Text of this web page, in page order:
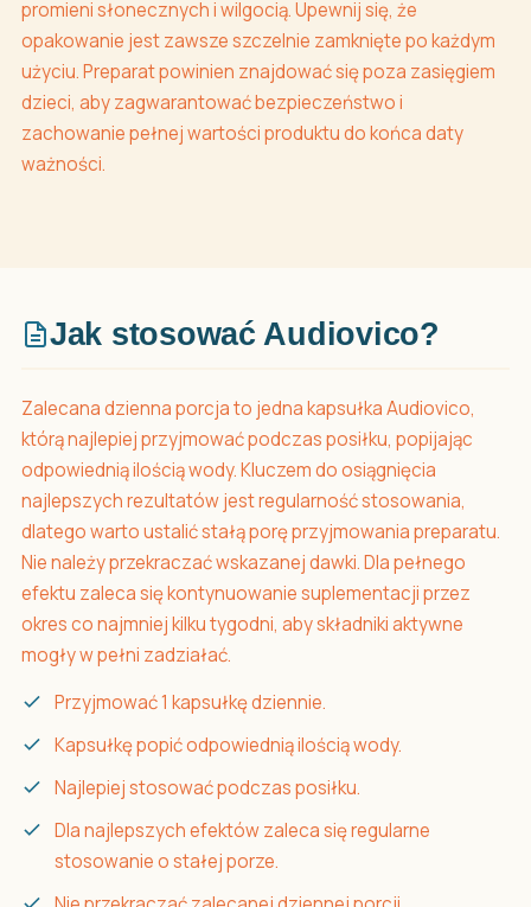
promieni słonecznych i wilgocią. Upewnij się, że
opakowanie jest zawsze szczelnie zamknięte po każdym
użyciu. Preparat powinien znajdować się poza zasięgiem
dzieci, aby zagwarantować bezpieczeństwo i
zachowanie pełnej wartości produktu do końca daty
ważności.
Jak stosować Audiovico?
Zalecana dzienna porcja to jedna kapsułka Audiovico,
którą najlepiej przyjmować podczas posiłku, popijając
odpowiednią ilością wody. Kluczem do osiągnięcia
najlepszych rezultatów jest regularność stosowania,
dlatego warto ustalić stałą porę przyjmowania preparatu.
Nie należy przekraczać wskazanej dawki. Dla pełnego
efektu zaleca się kontynuowanie suplementacji przez
okres co najmniej kilku tygodni, aby składniki aktywne
mogły w pełni zadziałać.
Przyjmować 1 kapsułkę dziennie.
Kapsułkę popić odpowiednią ilością wody.
Najlepiej stosować podczas posiłku.
Dla najlepszych efektów zaleca się regularne
stosowanie o stałej porze.